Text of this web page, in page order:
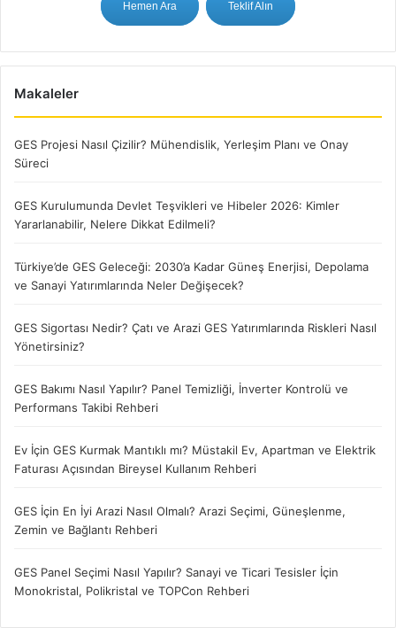
dönüş süreleri ne kadardır?
1MW ve üzer çatı üzeri ges sistemlerinde geri dönüş
süreleri kurulacak tesisin bulunduğu yere ve ışınıma bağlı
arasında değişmektedir. 1MW bir sistem için 6000-7000m2
bir çatı alanı gerekmektedir
Çatı Güneş Enerjisi Kurulum
Güneş Enerjisinden tasarruf edebilmeniz için çatınızın
Hemen Ara Teklif Alın
Makaleler
GES Projesi Nasıl Çizilir? Mühendislik, Yerleşim Planı ve Onay
Süreci
GES Kurulumunda Devlet Teşvikleri ve Hibeler 2026: Kimler
Yararlanabilir, Nelere Dikkat Edilmeli?
Türkiye’de GES Geleceği: 2030’a Kadar Güneş Enerjisi, Depolama
ve Sanayi Yatırımlarında Neler Değişecek?
GES Sigortası Nedir? Çatı ve Arazi GES Yatırımlarında Riskleri Nasıl
Yönetirsiniz?
GES Bakımı Nasıl Yapılır? Panel Temizliği, İnverter Kontrolü ve
Performans Takibi Rehberi
Ev İçin GES Kurmak Mantıklı mı? Müstakil Ev, Apartman ve Elektrik
Faturası Açısından Bireysel Kullanım Rehberi
GES İçin En İyi Arazi Nasıl Olmalı? Arazi Seçimi, Güneşlenme,
Zemin ve Bağlantı Rehberi
GES Panel Seçimi Nasıl Yapılır? Sanayi ve Ticari Tesisler İçin
Monokristal, Polikristal ve TOPCon Rehberi